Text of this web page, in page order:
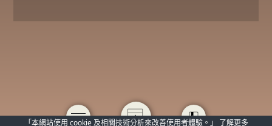
「本網站使用 cookie 及相關技術分析來改善使用者體驗。」 了解更多